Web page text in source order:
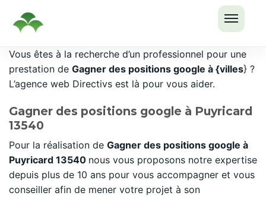
LE
Passer
au
contenu
Vous êtes à la recherche d’un professionnel pour une
prestation de Gagner des positions google à {villes} ?
L’agence web Directivs est là pour vous aider.
Gagner des positions google à Puyricard
13540
Pour la réalisation de Gagner des positions google à
Puyricard 13540 nous vous proposons notre expertise
depuis plus de 10 ans pour vous accompagner et vous
conseiller afin de mener votre projet à son